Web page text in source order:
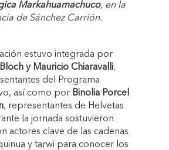
Markahuamachuco, en la
de Sánchez Carrión.
estuvo integrada por
y Mauricio Chiaravalli,
del Programa
así como por Binolia Porcel
, representantes de Helvetas
la jornada sostuvieron
actores clave de las cadenas
y tarwi para conocer los